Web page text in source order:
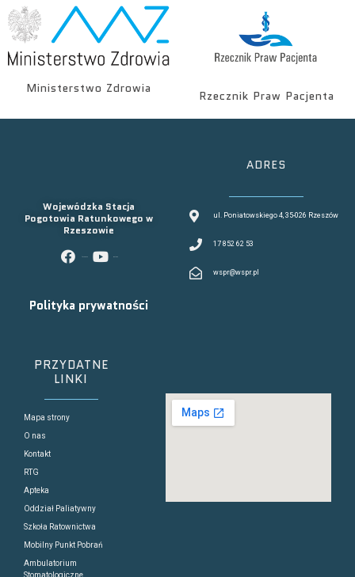
Ministerstwo Zdrowia
Rzecznik Praw Pacjenta
Wojewódzka Stacja
Pogotowia Ratunkowego w
Rzeszowie
Polityka prywatności
ADRES
ul. Poniatowskiego 4, 35-026 Rzeszów
17 852 62 53
wspr@wspr.pl
PRZYDATNE
LINKI
Mapa strony
O nas
Kontakt
RTG
Apteka
Oddział Paliatywny
Szkoła Ratownictwa
Mobilny Punkt Pobrań
Ambulatorium